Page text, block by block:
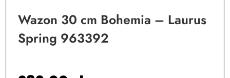
Wazon 30 cm Bohemia – Laurus
Spring 963392